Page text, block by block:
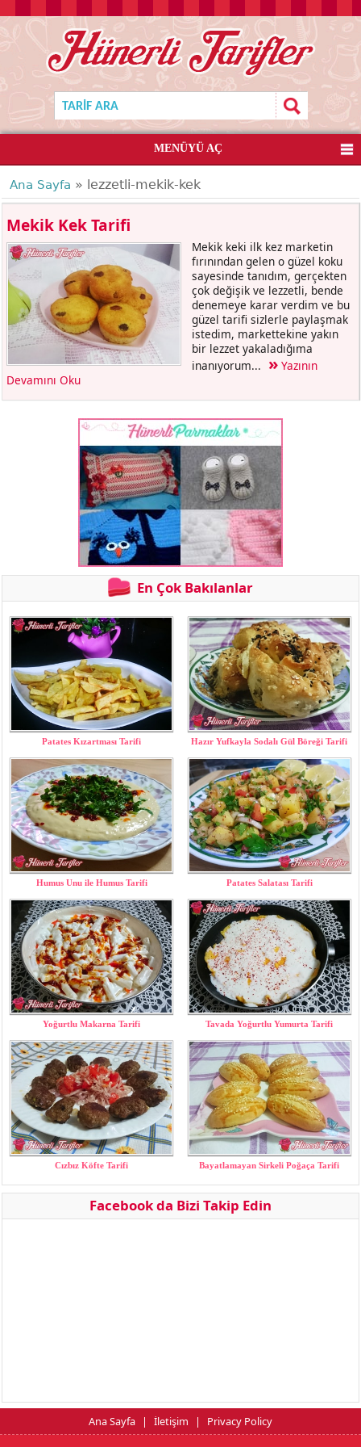
MENÜYÜ AÇ
Ana Sayfa » lezzetli-mekik-kek
Mekik Kek Tarifi
Mekik keki ilk kez marketin
fırınından gelen o güzel koku
sayesinde tanıdım, gerçekten
çok değişik ve lezzetli, bende
denemeye karar verdim ve bu
güzel tarifi sizlerle paylaşmak
istedim, markettekine yakın
bir lezzet yakaladığıma
inanıyorum...
Yazının
Devamını Oku
En Çok Bakılanlar
Patates Kızartması Tarifi Hazır Yufkayla Sodalı Gül Böreği Tarifi
Humus Unu ile Humus Tarifi Patates Salatası Tarifi
Yoğurtlu Makarna Tarifi Tavada Yoğurtlu Yumurta Tarifi
Cızbız Köfte Tarifi Bayatlamayan Sirkeli Poğaça Tarifi
Facebook da Bizi Takip Edin
Ana Sayfa | İletişim | Privacy Policy